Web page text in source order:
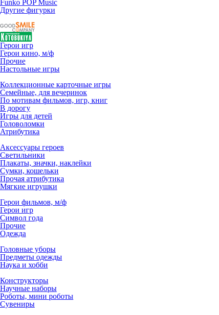
Funko POP Music
Другие фигурки
Герои игр
Герои кино, м/ф
Прочие
Настольные игры
Коллекционные карточные игры
Семейные, для вечеринок
По мотивам фильмов, игр, книг
В дорогу
Игры для детей
Головоломки
Атрибутика
Аксессуары героев
Светильники
Плакаты, значки, наклейки
Сумки, кошельки
Прочая атрибутика
Мягкие игрушки
Герои фильмов, м/ф
Герои игр
Символ года
Прочие
Одежда
Головные уборы
Предметы одежды
Наука и хобби
Конструкторы
Научные наборы
Роботы, мини роботы
Сувениры